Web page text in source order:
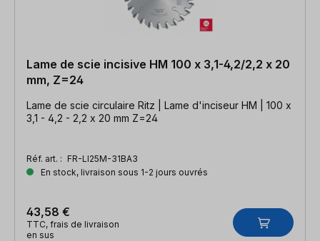
Lame de scie incisive HM 100 x 3,1-4,2/2,2 x 20
mm, Z=24
Lame de scie circulaire Ritz | Lame d'inciseur HM | 100 x
3,1 - 4,2 - 2,2 x 20 mm Z=24
Réf. art. : FR-LI25M-31BA3
En stock, livraison sous 1-2 jours ouvrés
43,58 €
TTC, frais de livraison
en sus